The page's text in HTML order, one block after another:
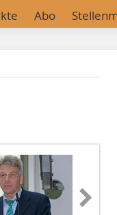
Abo